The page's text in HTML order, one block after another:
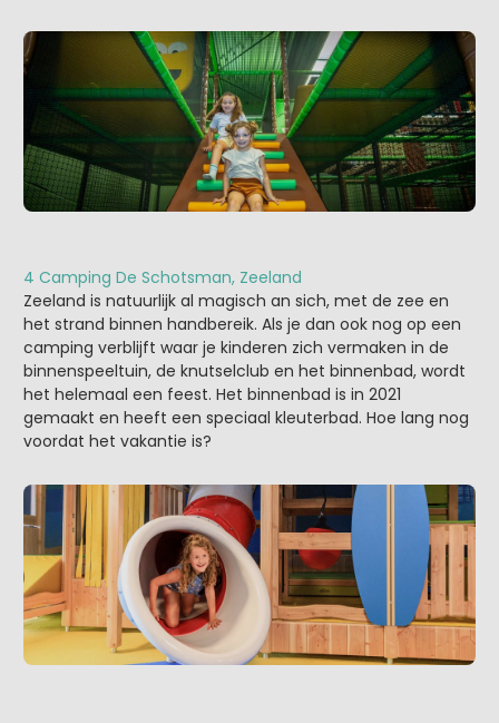
4 Camping De Schotsman, Zeeland
Zeeland is natuurlijk al magisch an sich, met de zee en
het strand binnen handbereik. Als je dan ook nog op een
camping verblijft waar je kinderen zich vermaken in de
binnenspeeltuin, de knutselclub en het binnenbad, wordt
het helemaal een feest. Het binnenbad is in 2021
gemaakt en heeft een speciaal kleuterbad. Hoe lang nog
voordat het vakantie is?